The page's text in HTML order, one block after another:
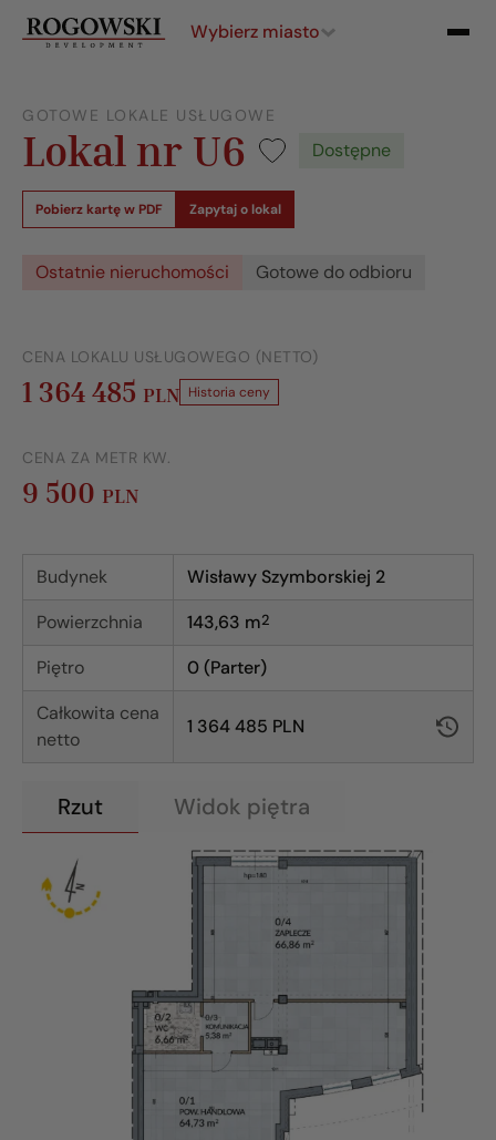
Wybierz miasto
GOTOWE LOKALE USŁUGOWE
Lokal nr U6 Dostępne
Pobierz kartę w PDF Zapytaj o lokal
Ostatnie nieruchomości Gotowe do odbioru
CENA LOKALU USŁUGOWEGO (NETTO)
1 364 485 PLN Historia ceny
CENA ZA METR KW.
9 500 PLN
Budynek
Wisławy Szymborskiej 2
Powierzchnia
143,63 m2
Piętro
0 (Parter)
Całkowita cena
netto
1 364 485 PLN
Rzut Widok piętra